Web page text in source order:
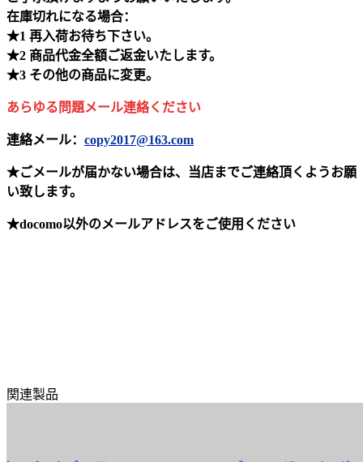
在庫切れになる場合：
★1 再入荷お待ち下さい。
★2 商品代金全額ご返金いたします。
★3 その他の商品に変更。
あらゆる問題メール連絡ください
連絡メール： copy2017@163.com
★ごメールが届かない場合は、当店までご連絡頂くようお願
い致します。
★docomo以外のメールアドレスをご使用ください
関連製品